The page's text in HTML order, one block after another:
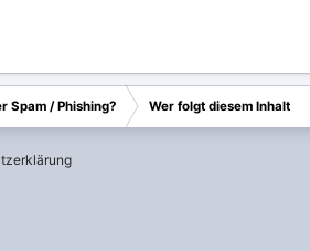
Spam / Phishing? Wer folgt diesem Inhalt